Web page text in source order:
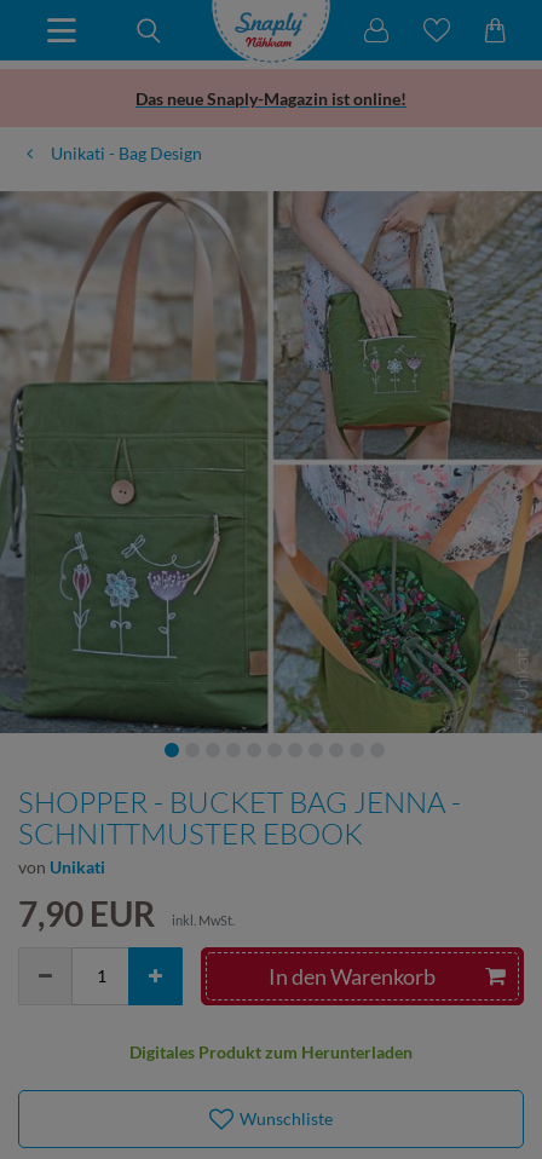
Das neue Snaply-Magazin ist online!
Unikati - Bag Design
SHOPPER - BUCKET BAG JENNA -
SCHNITTMUSTER EBOOK
von Unikati
7,90 EUR inkl. MwSt.
In den Warenkorb
Digitales Produkt zum Herunterladen
Wunschliste